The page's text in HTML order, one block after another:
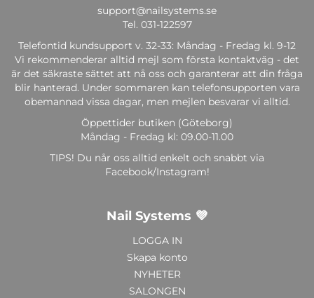
support@nailsystems.se
Tel. 031-122597
Telefontid kundsupport v. 32-33: Måndag - Fredag kl. 9-12
Vi rekommenderar alltid mejl som första kontaktväg - det
är det säkraste sättet att nå oss och garanterar att din fråga
blir hanterad. Under sommaren kan telefonsupporten vara
obemannad vissa dagar, men mejlen besvarar vi alltid.
Öppettider butiken (Göteborg)
Måndag - Fredag kl: 09.00-11.00
TIPS! Du når oss alltid enkelt och snabbt via
Facebook/Instagram!
Nail Systems 💜
LOGGA IN
Skapa konto
NYHETER
SALONGEN